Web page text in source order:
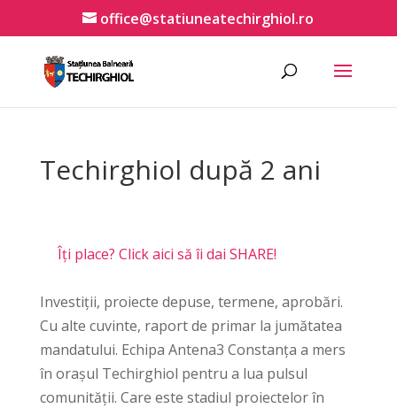
office@statiuneatechirghiol.ro
Techirghiol după 2 ani
Îți place? Click aici să îi dai SHARE!
Investiții, proiecte depuse, termene, aprobări.
Cu alte cuvinte, raport de primar la jumătatea
mandatului. Echipa Antena3 Constanța a mers
în orașul Techirghiol pentru a lua pulsul
comunității. Care este stadiul proiectelor în